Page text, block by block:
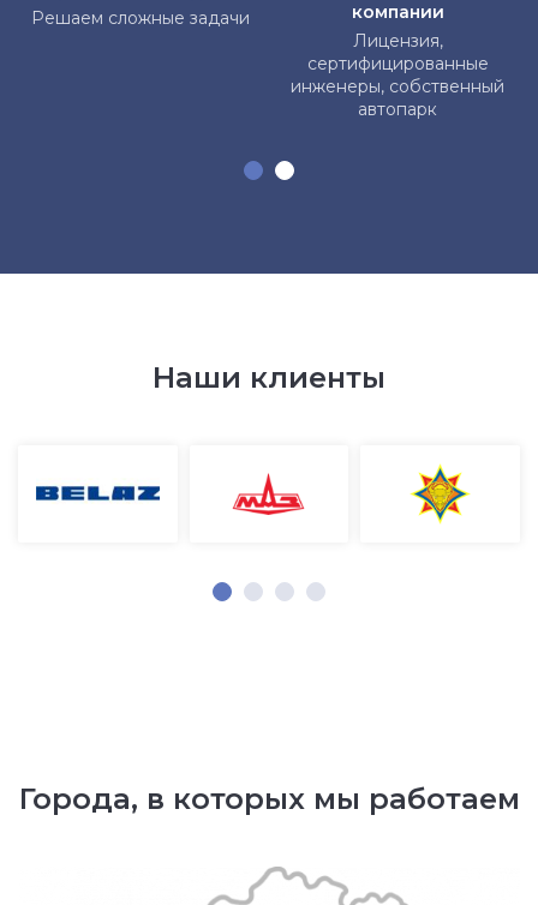
Решаем сложные задачи
компании
Лицензия,
сертифицированные
инженеры, собственный
автопарк
Наши клиенты
Города, в которых мы работаем